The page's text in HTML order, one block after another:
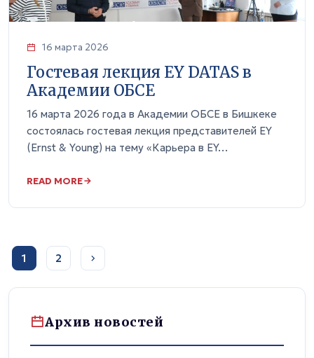
16 марта 2026
Гостевая лекция EY DATAS в
Академии ОБСЕ
16 марта 2026 года в Академии ОБСЕ в Бишкеке
состоялась гостевая лекция представителей EY
(Ernst & Young) на тему «Карьера в EY…
READ MORE
1 2
Архив новостей